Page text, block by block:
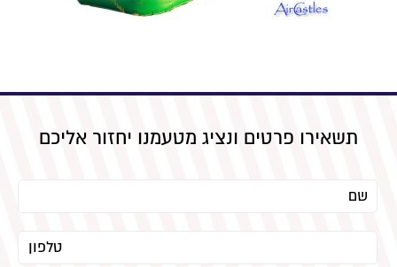
תשאירו פרטים ונציג מטעמנו יחזור אליכם